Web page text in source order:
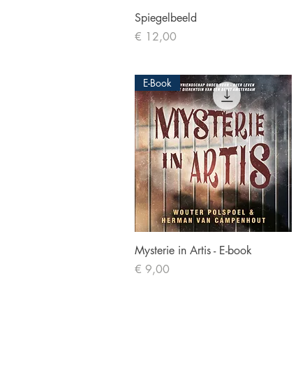
Snel overzicht
Spiegelbeeld
Prijs
€ 12,00
Snel overzicht
E-Book
Mysterie in Artis - E-book
Prijs
€ 9,00